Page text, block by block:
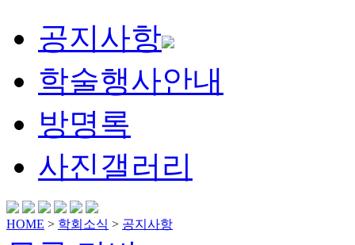
공지사항
학술행사안내
방명록
사진갤러리
HOME > 학회소식 > 공지사항